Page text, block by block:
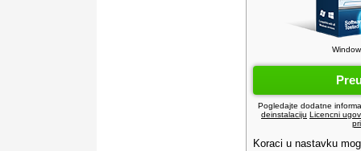
Pogledajte dodatne
deinstalaciju Licencni
Koraci u nastavku